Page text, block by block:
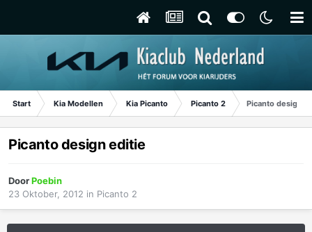
Start Kia Modellen Kia Picanto Picanto 2 Picanto design
Picanto design editie
DoorPoebin
23 Oktober, 2012 in Picanto 2